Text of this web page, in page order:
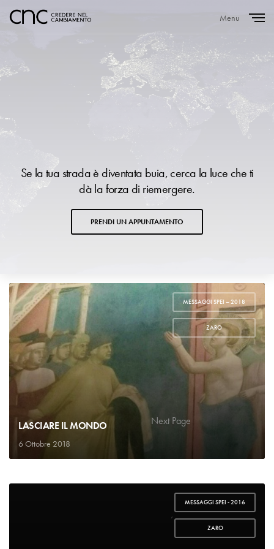
Menu
Se la tua strada è diventata buia, cerca la luce che ti
dà la forza di riemergere.
PRENDI UN APPUNTAMENTO
MESSAGGI SPEI – 2018
,
ZARO
LASCIARE IL MONDO
6 Ottobre 2018
MESSAGGI SPEI - 2016
,
ZARO
1 2 Next Page